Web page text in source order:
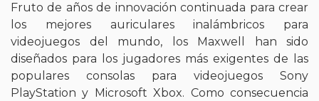
Fruto de años de innovación continuada para crear
los mejores auriculares inalámbricos para
videojuegos del mundo, los Maxwell han sido
diseñados para los jugadores más exigentes de las
populares consolas para videojuegos Sony
PlayStation y Microsoft Xbox. Como consecuencia